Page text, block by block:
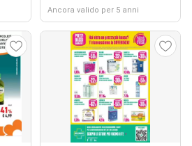
Ancora valido per 5 anni